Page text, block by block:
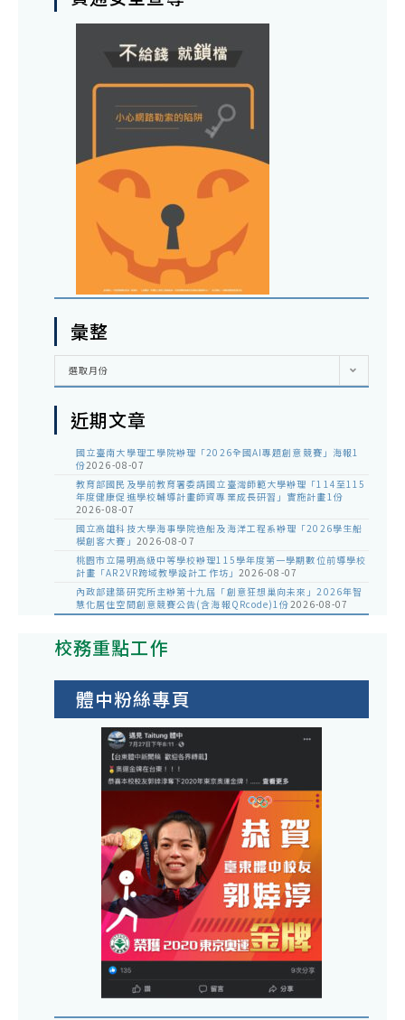
彙整
彙
選取月份
近期文章
國立臺南大學理工學院辦理「2026全國AI專題創意競賽」海報1
份2026-08-07
教育部國民及學前教育署委請國立臺灣師範大學辦理「114至115
年度健康促進學校輔導計畫師資專業成長研習」實施計畫1份
2026-08-07
國立高雄科技大學海事學院造船及海洋工程系辦理「2026學生船
模創客大賽」 2026-08-07
桃園市立陽明高級中等學校辦理115學年度第一學期數位前導學校
計畫「AR2VR跨域教學設計工作坊」 2026-08-07
內政部建築研究所主辦第十九屆「創意狂想巢向未來」2026年智
慧化居住空間創意競賽公告(含海報QRcode)1份2026-08-07
校務重點工作
體中粉絲專頁